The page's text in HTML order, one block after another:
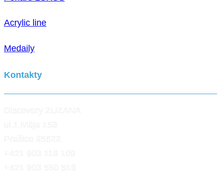
Acrylic line
Medaily
Kontakty